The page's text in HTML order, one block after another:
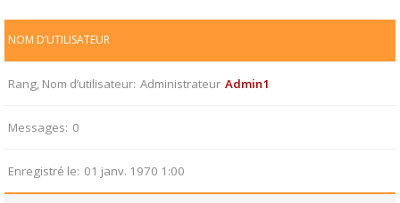
NOM D’UTILISATEUR
Rang, Nom d’utilisateur Administrateur Admin1
Messages 0
Enregistré le 01 janv. 1970 1:00